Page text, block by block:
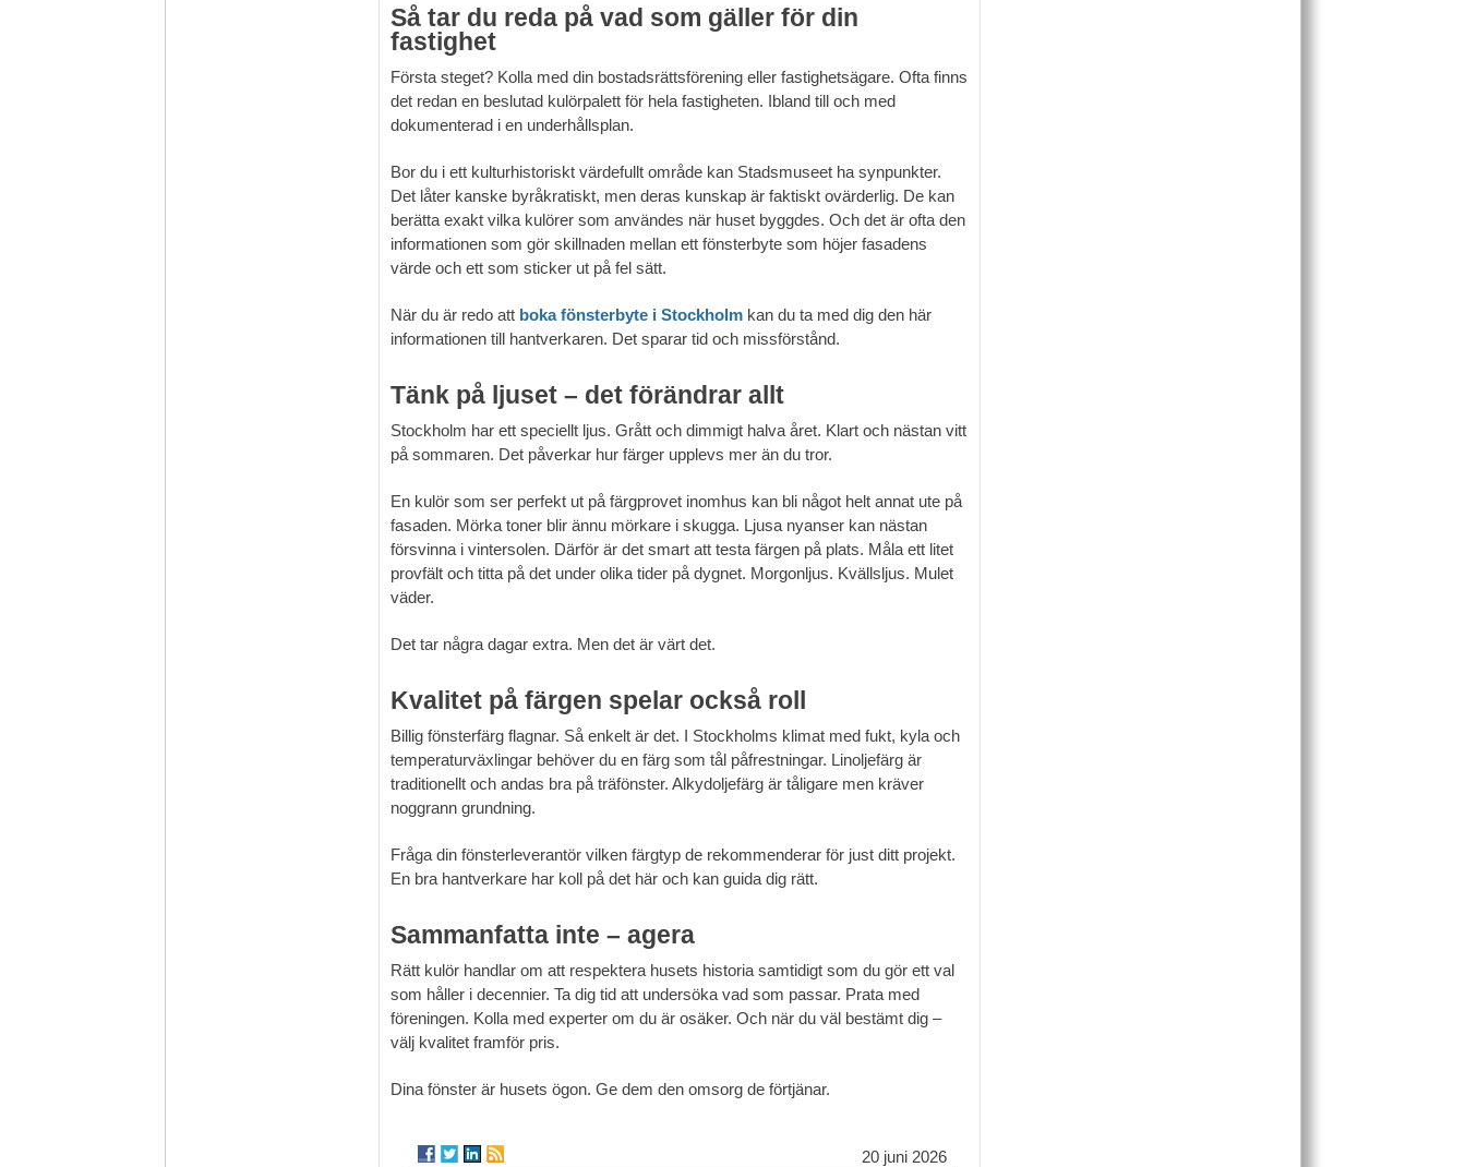
Så tar du reda på vad som gäller för din
fastighet
Första steget? Kolla med din bostadsrättsförening eller fastighetsägare. Ofta finns
det redan en beslutad kulörpalett för hela fastigheten. Ibland till och med
dokumenterad i en underhållsplan.
Bor du i ett kulturhistoriskt värdefullt område kan Stadsmuseet ha synpunkter.
Det låter kanske byråkratiskt, men deras kunskap är faktiskt ovärderlig. De kan
berätta exakt vilka kulörer som användes när huset byggdes. Och det är ofta den
informationen som gör skillnaden mellan ett fönsterbyte som höjer fasadens
värde och ett som sticker ut på fel sätt.
När du är redo att boka fönsterbyte i Stockholm kan du ta med dig den här
informationen till hantverkaren. Det sparar tid och missförstånd.
Tänk på ljuset – det förändrar allt
Stockholm har ett speciellt ljus. Grått och dimmigt halva året. Klart och nästan vitt
på sommaren. Det påverkar hur färger upplevs mer än du tror.
En kulör som ser perfekt ut på färgprovet inomhus kan bli något helt annat ute på
fasaden. Mörka toner blir ännu mörkare i skugga. Ljusa nyanser kan nästan
försvinna i vintersolen. Därför är det smart att testa färgen på plats. Måla ett litet
provfält och titta på det under olika tider på dygnet. Morgonljus. Kvällsljus. Mulet
väder.
Det tar några dagar extra. Men det är värt det.
Kvalitet på färgen spelar också roll
Billig fönsterfärg flagnar. Så enkelt är det. I Stockholms klimat med fukt, kyla och
temperaturväxlingar behöver du en färg som tål påfrestningar. Linoljefärg är
traditionellt och andas bra på träfönster. Alkydoljefärg är tåligare men kräver
noggrann grundning.
Fråga din fönsterleverantör vilken färgtyp de rekommenderar för just ditt projekt.
En bra hantverkare har koll på det här och kan guida dig rätt.
Sammanfatta inte – agera
Rätt kulör handlar om att respektera husets historia samtidigt som du gör ett val
som håller i decennier. Ta dig tid att undersöka vad som passar. Prata med
föreningen. Kolla med experter om du är osäker. Och när du väl bestämt dig –
välj kvalitet framför pris.
Dina fönster är husets ögon. Ge dem den omsorg de förtjänar.
20 juni 2026